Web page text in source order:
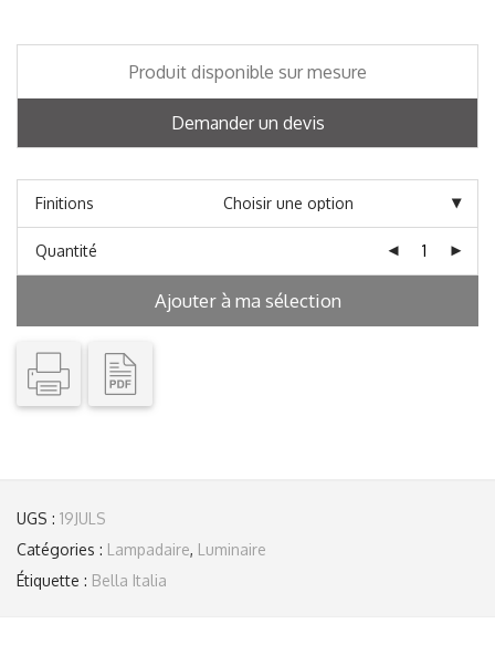
Produit disponible sur mesure
Demander un devis
Finitions
Quantité
Ajouter à ma sélection
UGS : 19JULS
Catégories : Lampadaire, Luminaire
Étiquette : Bella Italia